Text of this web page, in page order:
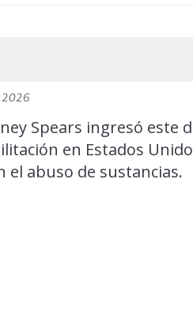
2026
Spears ingresó este
en Estados
el abuso de sustancias.